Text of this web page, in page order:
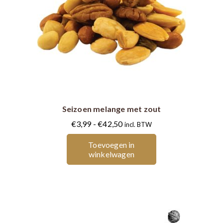
Seizoen melange met zout
€3,99 - €42,50Prijsklasse:
€3,99
tot
€42,50
incl. BTW
Toevoegen in
winkelwagen
Dit
variaties.
Deze
optie
kan
gekozen